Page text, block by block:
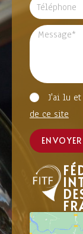
J'ai lu et
de ce site
ENVOYER